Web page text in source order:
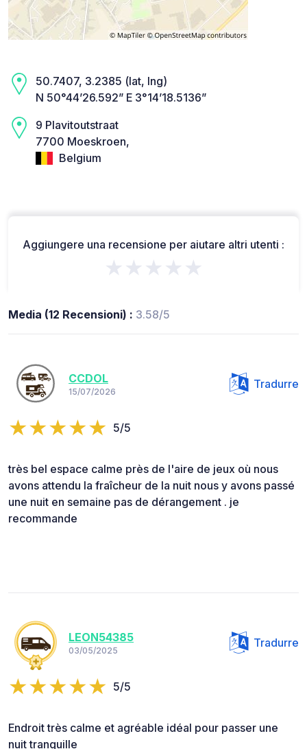
50.7407, 3.2385 (lat, lng)
N 50°44’26.592” E 3°14’18.5136”
9 Plavitoutstraat
7700 Moeskroen,
Belgium
Aggiungere una recensione per aiutare altri utenti :
★★★★★
Media (12 Recensioni) : 3.58/5
CCDOL
15/07/2026
Tradurre
5/5
très bel espace calme près de l'aire de jeux où nous
avons attendu la fraîcheur de la nuit nous y avons passé
une nuit en semaine pas de dérangement . je
recommande
LEON54385
03/05/2025
Tradurre
5/5
Endroit très calme et agréable idéal pour passer une
nuit tranquille